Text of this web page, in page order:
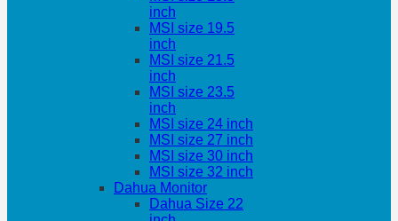
inch
MSI size 19.5
inch
MSI size 21.5
inch
MSI size 23.5
inch
MSI size 24 inch
MSI size 27 inch
MSI size 30 inch
MSI size 32 inch
Dahua Monitor
Dahua Size 22